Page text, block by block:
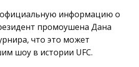
официальную информацию о
промоушена Дана
что это может
шоу в истории UFC.